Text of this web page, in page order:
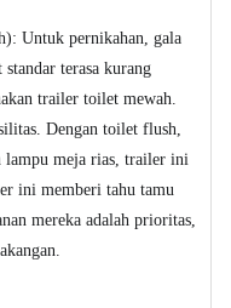
Untuk pernikahan, gala
terasa kurang
trailer toilet mewah.
Dengan toilet flush,
lampu meja rias, trailer ini
ini memberi tahu tamu
mereka adalah prioritas,